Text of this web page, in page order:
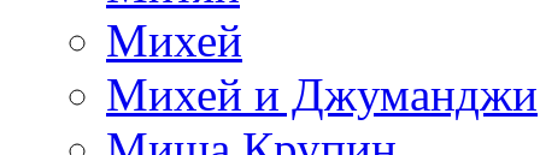
Михей
Михей и Джуманджи